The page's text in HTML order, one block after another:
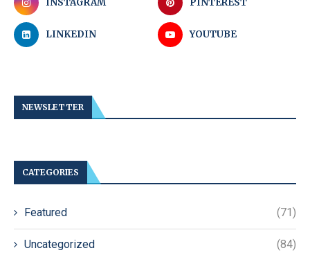
INSTAGRAM PINTEREST
LINKEDIN YOUTUBE
NEWSLETTER
CATEGORIES
Featured (71)
Uncategorized (84)